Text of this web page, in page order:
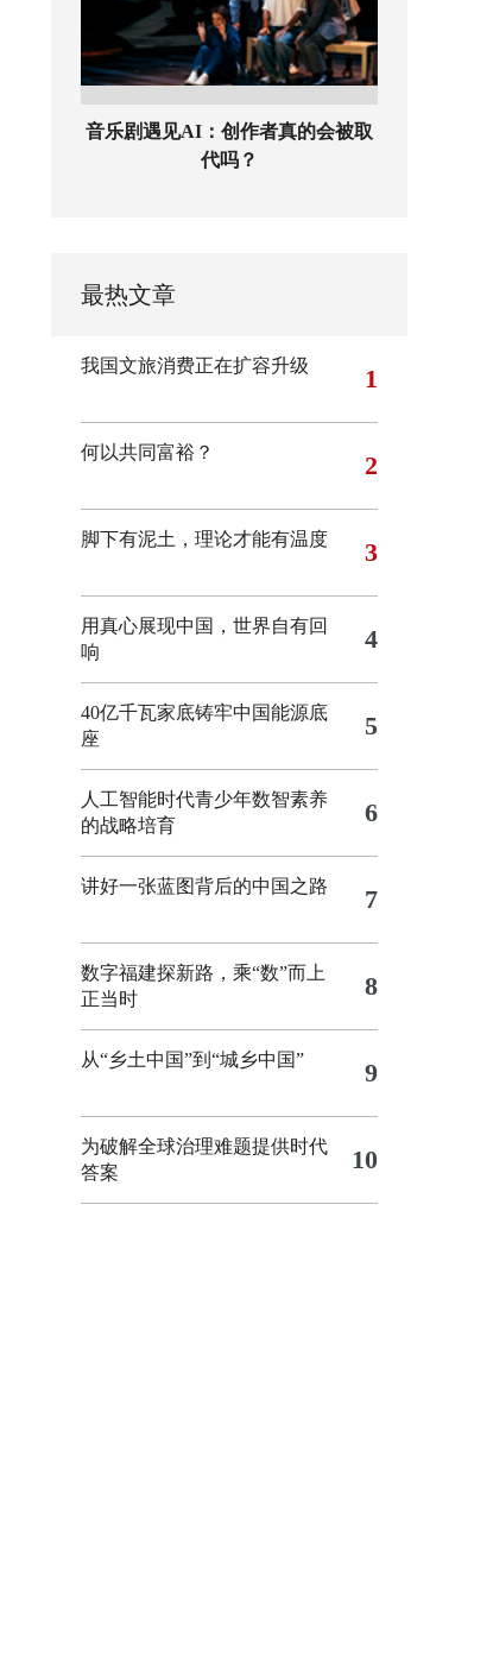
音乐剧遇见AI：创作者真的会被取
代吗？
最热文章
我国文旅消费正在扩容升级 1
何以共同富裕？ 2
脚下有泥土，理论才能有温度 3
用真心展现中国，世界自有回
响
4
40亿千瓦家底铸牢中国能源底
座
5
人工智能时代青少年数智素养
的战略培育
6
讲好一张蓝图背后的中国之路 7
数字福建探新路，乘“数”而上
正当时
8
从“乡土中国”到“城乡中国” 9
为破解全球治理难题提供时代
答案
10